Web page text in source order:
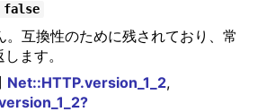
false
。互換性のために残されており、常
ます。
Net::HTTP.version_1_2,